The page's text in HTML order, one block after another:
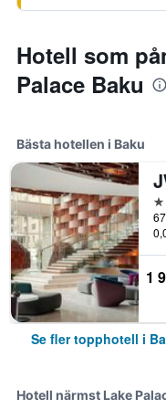
Hotell som
Palace Baku
Bästa hotellen i Baku
5
1
Se fler topphotell i
Hotell närmst Lake